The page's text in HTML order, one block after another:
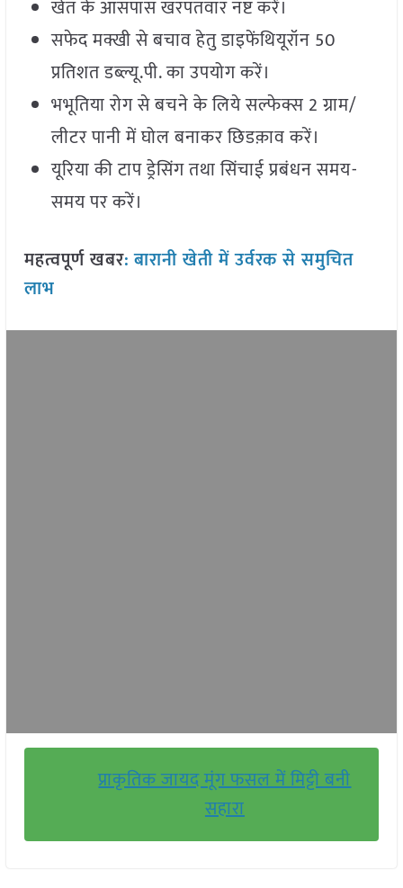
खेत के आसपास खरपतवार नष्ट करें।
सफेद मक्खी से बचाव हेतु डाइफेंथियूरॉन 50
प्रतिशत डब्ल्यू.पी. का उपयोग करें।
भभूतिया रोग से बचने के लिये सल्फेक्स 2 ग्राम/
लीटर पानी में घोल बनाकर छिडक़ाव करें।
यूरिया की टाप ड्रेसिंग तथा सिंचाई प्रबंधन समय-
समय पर करें।
महत्वपूर्ण खबर:बारानी खेती में उर्वरक से समुचित
लाभ
प्राकृतिक जायद मूंग फसल में मिट्टी बनी
सहारा